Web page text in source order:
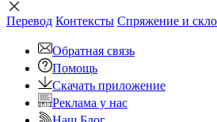
Перевод Контексты Спряжение и
Обратная связь
Помощь
Скачать приложение
Реклама у нас